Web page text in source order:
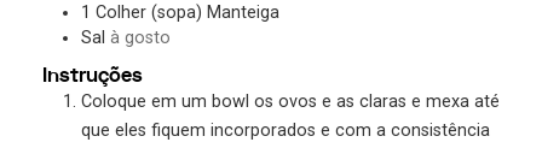
1 Colher (sopa) Manteiga
Sal à gosto
Instruções
Coloque em um bowl os ovos e as claras e mexa até
que eles fiquem incorporados e com a consistência